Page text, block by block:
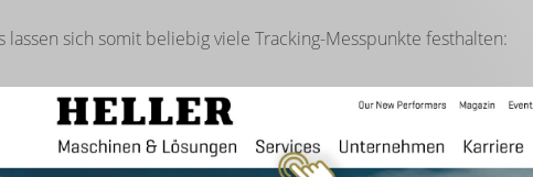
lassen sich somit beliebig viele Tracking-Messpunkte festhalten: